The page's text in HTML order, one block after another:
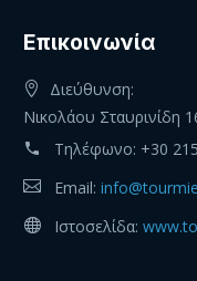
Eπικοινωνία
Διεύθυνση:
Νικολάου Σταυρινίδη
Τηλέφωνο: +30
Email:
Ιστοσελίδα: